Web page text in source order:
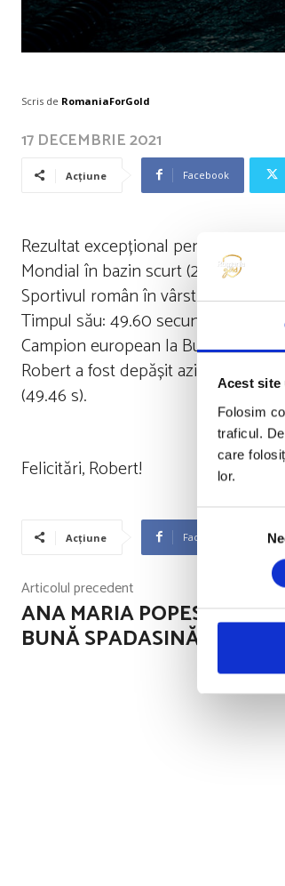
Acest site
Folosim
traficul.
care
lor.
Selecția
Scris de RomaniaForGold
17 DECEMBRIE 2021
Acțiune Facebook
Rezultat excepțional pentru sportul
Mondial în bazin scurt (25 m) de la
Sportivul român în vârstă de 24 de
Timpul său: 49.60 secunde!
Campion european la Budapesta
Robert a fost depășit azi la Abu
(49.46 s).
Felicitări, Robert!
Acțiune Facebook
Articolul precedent
ANA MARIA POPESCU
BUNĂ SPADASINĂ A LUMII!